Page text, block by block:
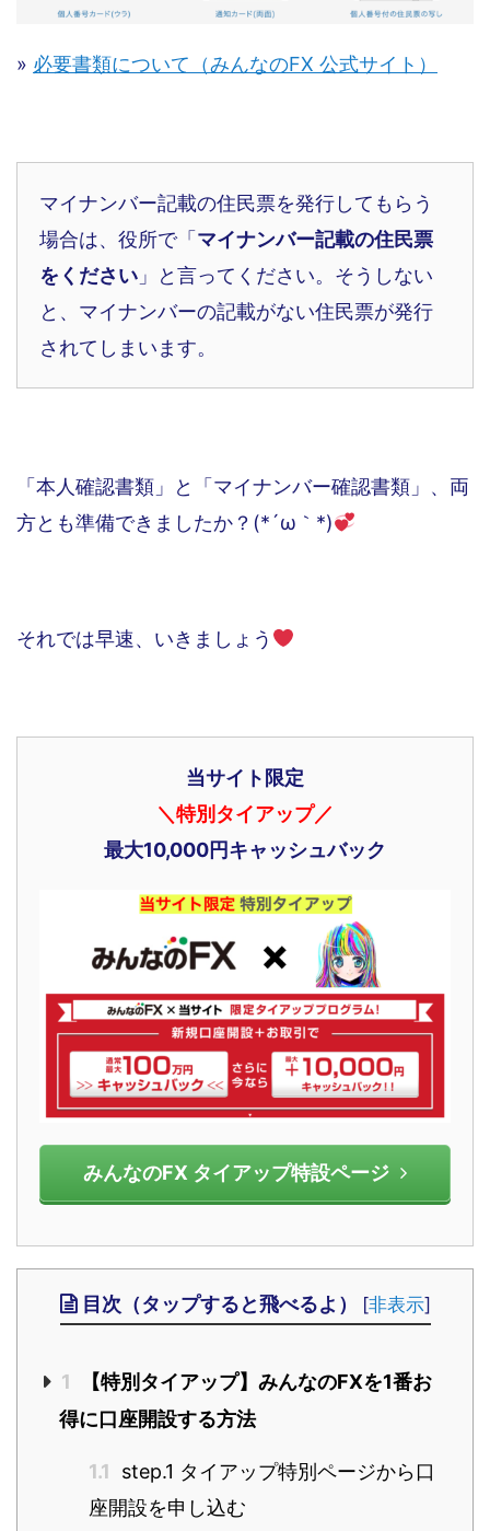
» 必要書類について（みんなのFX 公式サイト）
マイナンバー記載の住民票を発行してもらう
場合は、役所で「 マイナンバー記載の住民票
をください 」と言ってください。そうしない
と、マイナンバーの記載がない住民票が発行
されてしまいます。
「本人確認書類」と「マイナンバー確認書類」、両
方とも準備できましたか？(*´ω｀*)
それでは早速、いきましょう
当サイト限定
＼特別タイアップ／
最大10,000円キャッシュバック
みんなのFX タイアップ特設ページ
目次（タップすると飛べるよ） [非表示]
1
【特別タイアップ】みんなのFXを1番お
得に口座開設する方法
1.1
step.1 タイアップ特別ページから口
座開設を申し込む